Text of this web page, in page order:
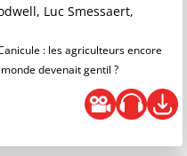
Luc Smessaert,
: les agriculteurs encore
devenait gentil ?